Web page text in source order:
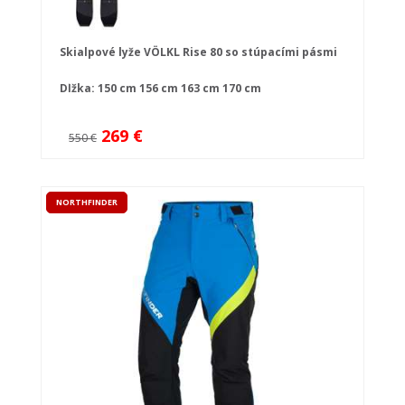
Skialpové lyže VÖLKL Rise 80 so stúpacími pásmi
Dĺžka: 150 cm 156 cm 163 cm 170 cm
550 € 269 €
NORTHFINDER